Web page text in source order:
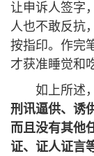
让申诉人签字
人也不敢反抗
按指印。作完
才获准睡觉和
如上所述，
刑讯逼供、诱
而且没有其他
证、证人证言